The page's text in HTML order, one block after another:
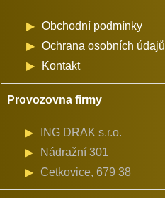
množství
Obchodní podmínky
Ochrana osobních údajů
Kontakt
Provozovna firmy
ING DRAK s.r.o.
Nádražní 301
Cetkovice, 679 38